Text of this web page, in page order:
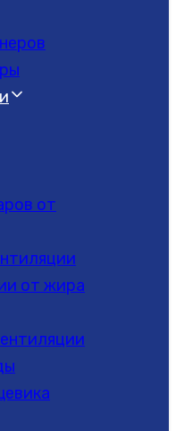
от
от жира